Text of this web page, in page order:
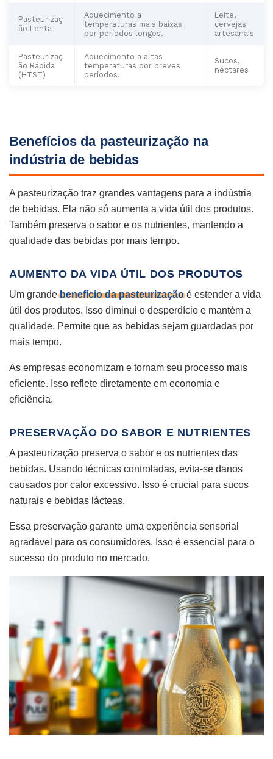
Pasteurizaç
ão Lenta
Aquecimento a
temperaturas mais baixas
por períodos longos.
Leite,
cervejas
artesanais
Pasteurizaç
ão Rápida
(HTST)
Aquecimento a altas
temperaturas por breves
períodos.
Sucos,
néctares
Benefícios da pasteurização na
indústria de bebidas
A pasteurização traz grandes vantagens para a indústria
de bebidas. Ela não só aumenta a vida útil dos produtos.
Também preserva o sabor e os nutrientes, mantendo a
qualidade das bebidas por mais tempo.
AUMENTO DA VIDA ÚTIL DOS PRODUTOS
Um grandebenefício da pasteurizaçãoé estender a vida
útil dos produtos. Isso diminui o desperdício e mantém a
qualidade. Permite que as bebidas sejam guardadas por
mais tempo.
As empresas economizam e tornam seu processo mais
eficiente. Isso reflete diretamente em economia e
eficiência.
PRESERVAÇÃO DO SABOR E NUTRIENTES
A pasteurização preserva o sabor e os nutrientes das
bebidas. Usando técnicas controladas, evita-se danos
causados por calor excessivo. Isso é crucial para sucos
naturais e bebidas lácteas.
Essa preservação garante uma experiência sensorial
agradável para os consumidores. Isso é essencial para o
sucesso do produto no mercado.